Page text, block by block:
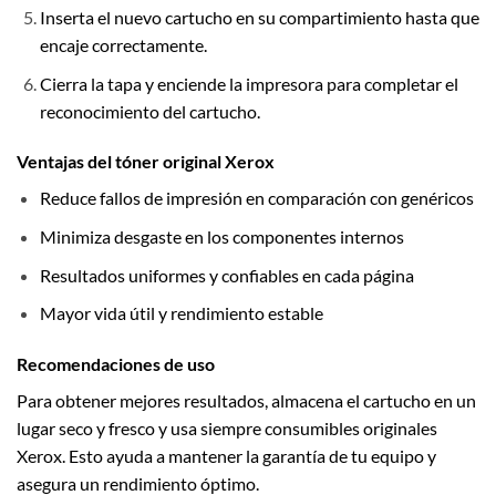
Inserta el nuevo cartucho en su compartimiento hasta que
encaje correctamente.
Cierra la tapa y enciende la impresora para completar el
reconocimiento del cartucho.
Ventajas del tóner original Xerox
Reduce fallos de impresión en comparación con genéricos
Minimiza desgaste en los componentes internos
Resultados uniformes y confiables en cada página
Mayor vida útil y rendimiento estable
Recomendaciones de uso
Para obtener mejores resultados, almacena el cartucho en un
lugar seco y fresco y usa siempre consumibles originales
Xerox. Esto ayuda a mantener la garantía de tu equipo y
asegura un rendimiento óptimo.